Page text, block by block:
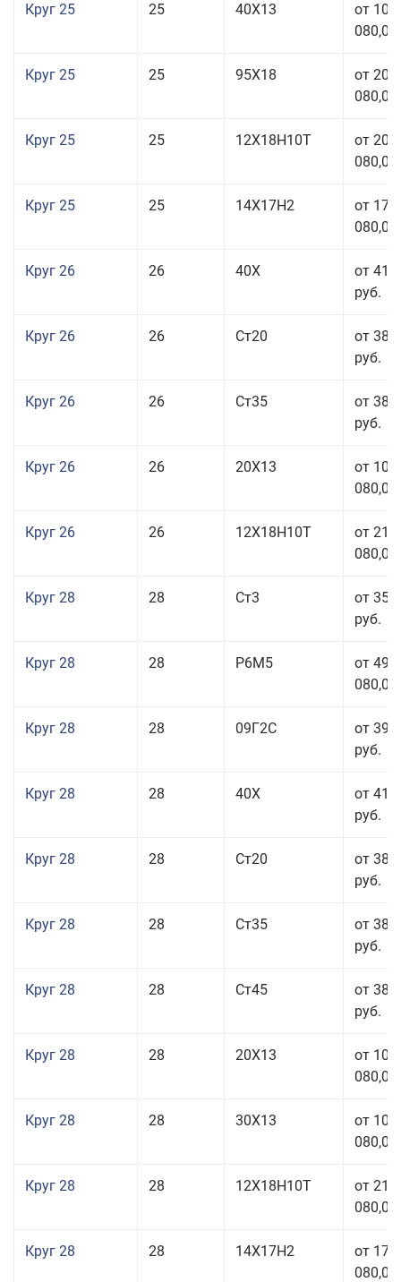
Круг 25 25 40Х13
от 103
080,00
Круг 25 25 95Х18
от 208
080,00
Круг 25 25 12Х18Н10Т
от 208
080,00
Круг 25 25 14Х17Н2
от 179
080,00
Круг 26 26 40Х
от 41
руб.
Круг 26 26 Ст20
от 38
руб.
Круг 26 26 Ст35
от 38
руб.
Круг 26 26 20Х13
от 103
080,00
Круг 26 26 12Х18Н10Т
от 210
080,00
Круг 28 28 Ст3
от 35
руб.
Круг 28 28 Р6М5
от 499
080,00
Круг 28 28 09Г2С
от 39
руб.
Круг 28 28 40Х
от 41
руб.
Круг 28 28 Ст20
от 38
руб.
Круг 28 28 Ст35
от 38
руб.
Круг 28 28 Ст45
от 38
руб.
Круг 28 28 20Х13
от 103
080,00
Круг 28 28 30Х13
от 103
080,00
Круг 28 28 12Х18Н10Т
от 210
080,00
Круг 28 28 14Х17Н2
от 179
080,00